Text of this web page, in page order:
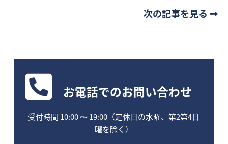
次の記事を見る
お電話でのお問い合わせ
受付時間 10:00 〜 19:00（定休日の水曜、第2第4日
曜を除く）